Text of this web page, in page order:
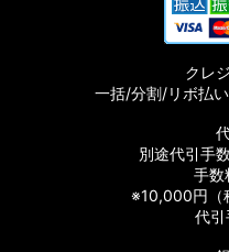
クレ
一括/分割/リボ払
別途代引手
手
※10,000円（
代引